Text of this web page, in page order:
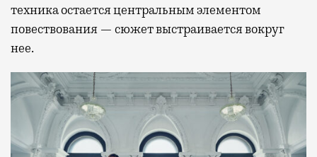
техника остается центральным элементом
повествования — сюжет выстраивается вокруг
нее.